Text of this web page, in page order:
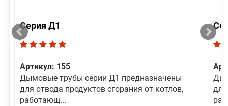
Серия Д1
Артикул: 155
Дымовые трубы серии Д1 предназначены
для отвода продуктов сгорания от котлов,
работающ...